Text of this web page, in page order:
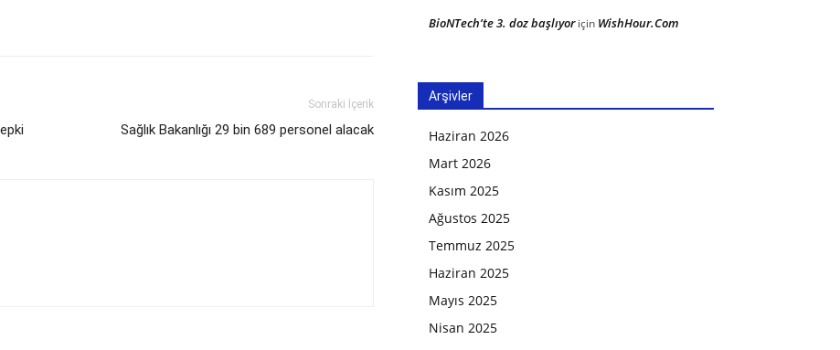
Sonraki İçerik
Sağlık Bakanlığı 29 bin 689 personel alacak
BioNTech’te 3. doz başlıyoriçin WishHour.Com
Arşivler
Haziran 2026
Mart 2026
Kasım 2025
Ağustos 2025
Temmuz 2025
Haziran 2025
Mayıs 2025
Nisan 2025